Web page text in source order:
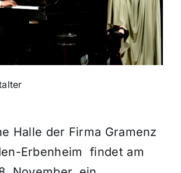
Halle der Firma Gramenz
Erbenheim
findet am